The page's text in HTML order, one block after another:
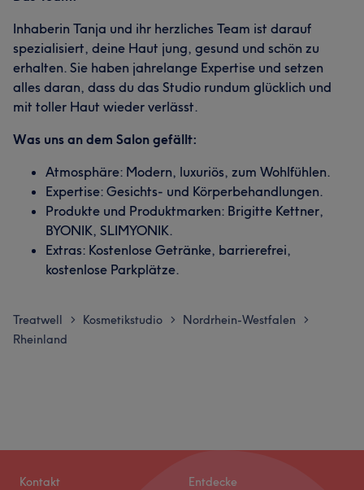
Inhaberin Tanja und ihr herzliches Team ist darauf
spezialisiert, deine Haut jung, gesund und schön zu
erhalten. Sie haben jahrelange Expertise und setzen
alles daran, dass du das Studio rundum glücklich und
mit toller Haut wieder verlässt.
Was uns an dem Salon gefällt:
Atmosphäre: Modern, luxuriös, zum Wohlfühlen.
Expertise: Gesichts- und Körperbehandlungen.
Produkte und Produktmarken: Brigitte Kettner,
BYONIK, SLIMYONIK.
Extras: Kostenlose Getränke, barrierefrei,
kostenlose Parkplätze.
Treatwell > Kosmetikstudio > Nordrhein-Westfalen >
Rheinland
Kontakt Entdecke